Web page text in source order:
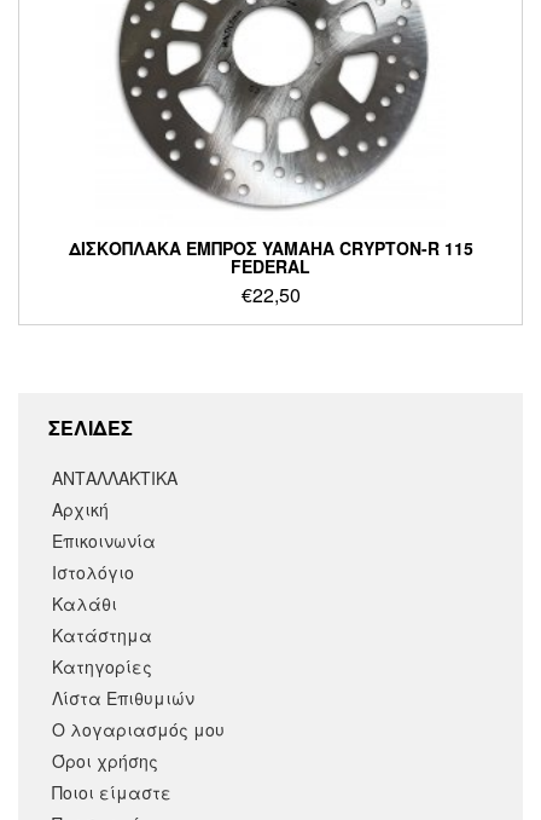
ΔΙΣΚΟΠΛΑΚΑ ΕΜΠΡΟΣ YAMAHA CRYPTON-R 115
FEDERAL
€22,50
ΣΕΛΙΔΕΣ
ΑΝΤΑΛΛΑΚΤΙΚΑ
Αρχική
Επικοινωνία
Ιστολόγιο
Καλάθι
Κατάστημα
Κατηγορίες
Λίστα Επιθυμιών
Ο λογαριασμός μου
Όροι χρήσης
Ποιοι είμαστε